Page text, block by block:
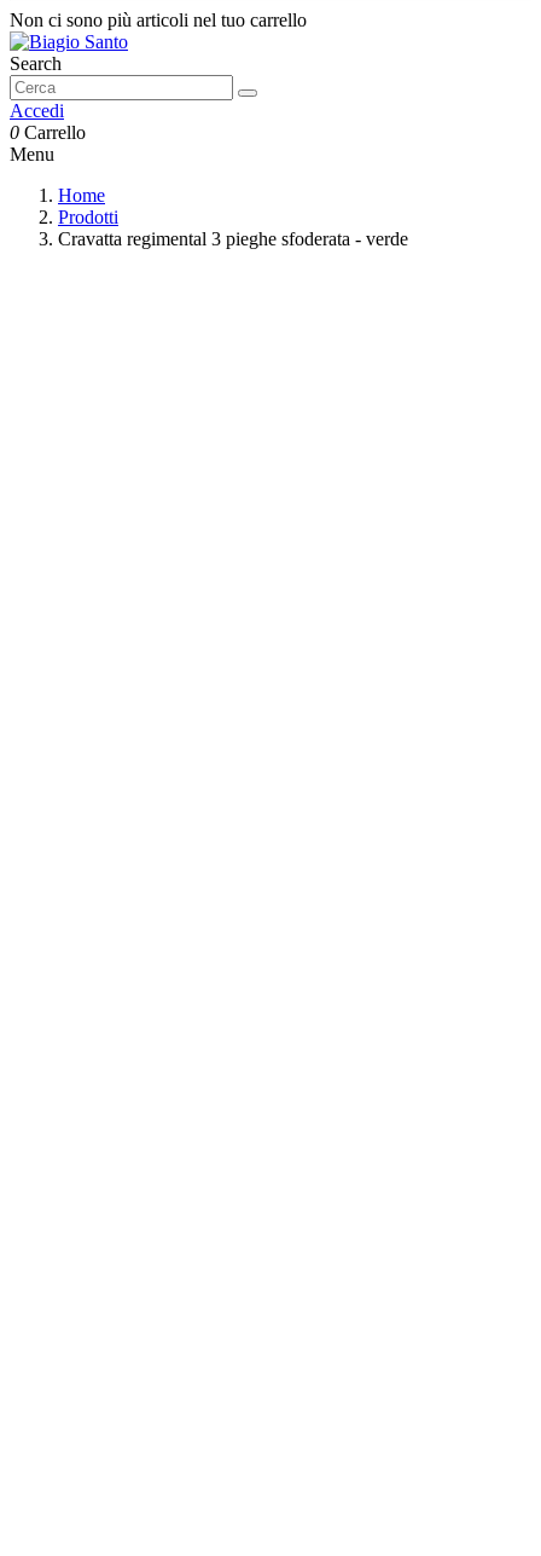
Non ci sono più articoli nel tuo carrello
Search
Accedi
0 Carrello
Menu
Home
Prodotti
Cravatta regimental 3 pieghe sfoderata - verde